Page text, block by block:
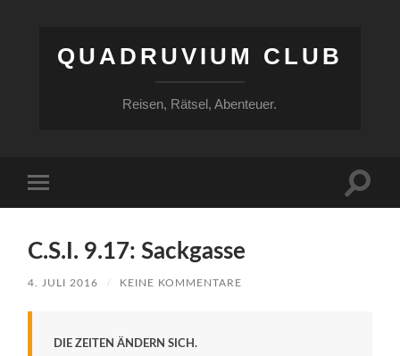
QUADRUVIUM CLUB
Reisen, Rätsel, Abenteuer.
Menü
C.S.I. 9.17: Sackgasse
4. JULI 2016 / KEINE KOMMENTARE
DIE ZEITEN ÄNDERN SICH.